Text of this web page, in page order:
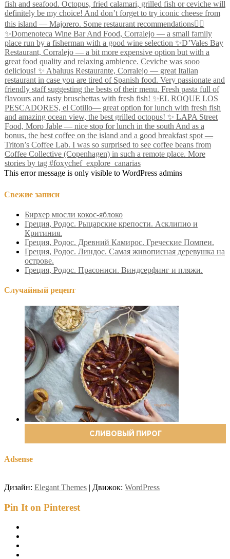
This error message is only visible to WordPress admins
Свежие записи
Бирхер мюсли кокос-яблоко
Греция, Родос. Рыцарские крепости. Асклипио и
Критиния.
Греция, Родос. Древний Камирос. Греческие Помпеи.
Греция, Родос. Линдос. Самая живописная деревушка на
острове.
Греция, Родос. Прасониси. Виндсерфинг и пляжи.
Случайный рецепт
СЛИВОВЫЙ ПИРОГ
Adsense
Дизайн: Elegant Themes | Движок: WordPress
Pin It on Pinterest